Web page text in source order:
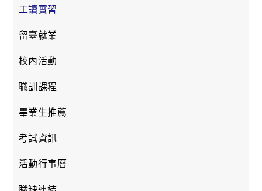
工讀實習
留臺就業
校內活動
職訓課程
畢業生推薦
考試資訊
活動行事曆